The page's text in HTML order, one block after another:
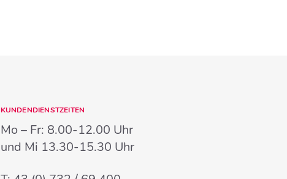
KUNDENDIENSTZEITEN
Mo – Fr: 8.00-12.00 Uhr
und Mi 13.30-15.30 Uhr